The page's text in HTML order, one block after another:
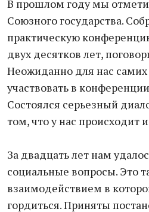
В прошлом году мы
Союзного государства.
практическую
двух десятков лет,
Неожиданно для нас
участвовать в
Состоялся серьезный
том, что у нас происходит
За двадцать лет нам
социальные вопросы. Это
взаимодействием в
гордиться. Приняты